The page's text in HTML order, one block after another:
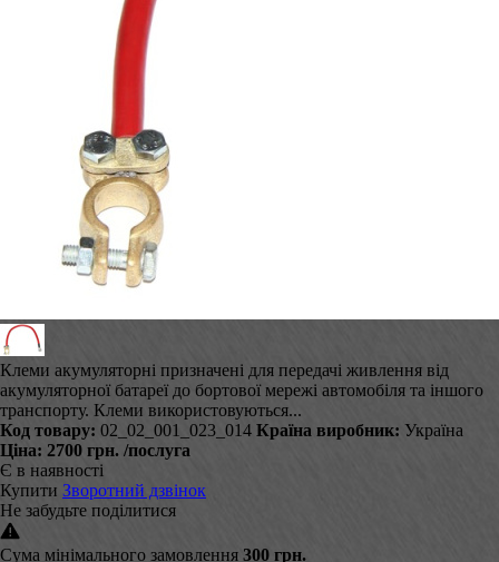
Клеми акумуляторні призначені для передачі живлення від
акумуляторної батареї до бортової мережі автомобіля та іншого
транспорту. Клеми використовуються...
Код товару: 02_02_001_023_014 Країна виробник: Україна
Ціна: 2700 грн. /послуга
Є в наявності
Купити Зворотний дзвінок
Не забудьте поділитися
Сума мінімального замовлення 300 грн.